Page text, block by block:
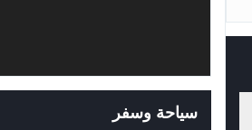
سياحة وسفر